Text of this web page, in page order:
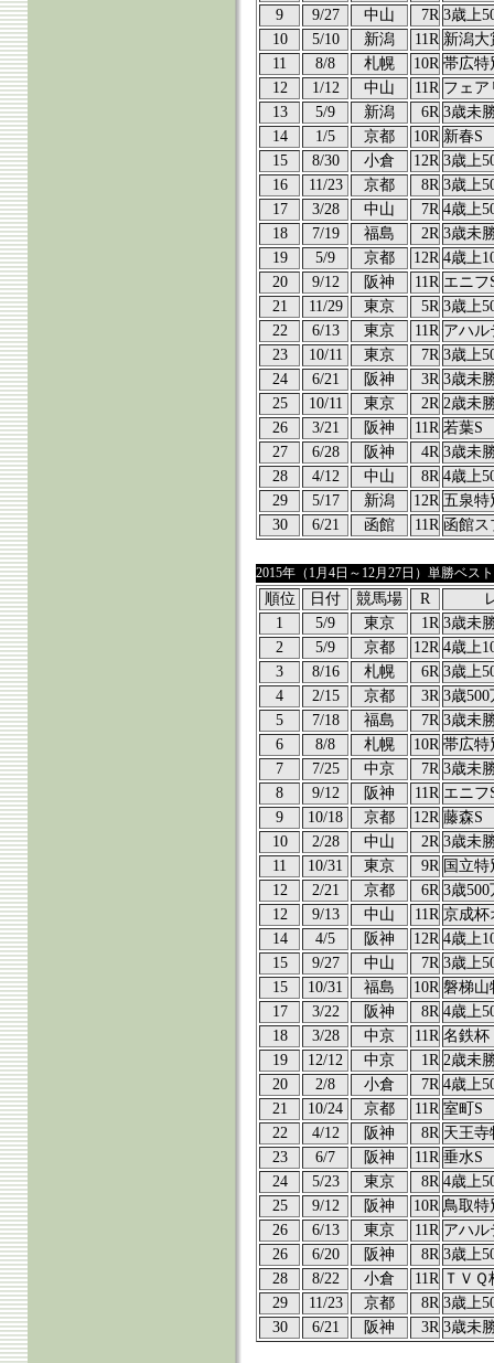
9
9/27 中山 7R 3歳上
10
5/10 新潟 11R 新潟大
11
8/8 札幌 10R 帯広特
12
1/12 中山 11R フェア
13
5/9 新潟 6R 3歳未
14
1/5 京都 10R 新春S
15
8/30 小倉 12R 3歳上
16
11/23 京都 8R 3歳上
17
3/28 中山 7R 4歳上
18
7/19 福島 2R 3歳未
19
5/9 京都 12R 4歳上
20
9/12 阪神 11R エニフ
21
11/29 東京 5R 3歳上
22
6/13 東京 11R アハル
23
10/11 東京 7R 3歳上
24
6/21 阪神 3R 3歳未
25
10/11 東京 2R 2歳未
26
3/21 阪神 11R 若葉S
27
6/28 阪神 4R 3歳未
28
4/12 中山 8R 4歳上
29
5/17 新潟 12R 五泉特
30
6/21 函館 11R 函館ス
2015年（1月4日～12月27日）単勝ベス
順位 日付 競馬場 R
1
5/9 東京 1R 3歳未
2
5/9 京都 12R 4歳上
3
8/16 札幌 6R 3歳上
4
2/15 京都 3R 3歳500
5
7/18 福島 7R 3歳未
6
8/8 札幌 10R 帯広特
7
7/25 中京 7R 3歳未
8
9/12 阪神 11R エニフ
9
10/18 京都 12R 藤森S
10
2/28 中山 2R 3歳未
11
10/31 東京 9R 国立特
12
2/21 京都 6R 3歳500
12
9/13 中山 11R 京成杯
14
4/5 阪神 12R 4歳上
15
9/27 中山 7R 3歳上
15
10/31 福島 10R 磐梯山
17
3/22 阪神 8R 4歳上
18
3/28 中京 11R 名鉄杯
19
12/12 中京 1R 2歳未
20
2/8 小倉 7R 4歳上
21
10/24 京都 11R 室町S
22
4/12 阪神 8R 天王寺
23
6/7 阪神 11R 垂水S
24
5/23 東京 8R 4歳上
25
9/12 阪神 10R 鳥取特
26
6/13 東京 11R アハル
26
6/20 阪神 8R 3歳上
28
8/22 小倉 11R ＴＶＱ
29
11/23 京都 8R 3歳上
30
6/21 阪神 3R 3歳未